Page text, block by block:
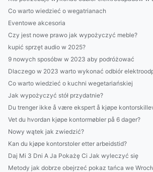
Co warto wiedzieć o wegatrianach
Eventowe akcesoria
Czy jest nowe prawo jak wypożyczyć meble?
kupić sprzęt audio w 2025?
9 nowych sposóbw w 2023 aby podróżować
Dlaczego w 2023 warto wykonać odbiór
Co warto wiedzieć o kuchni wegetariańskiej
Jak wypożyczyć stół przydatnie?
Du trenger ikke å være ekspert å kjøpe
Vet du hvordan kjøpe kontormøbler på 6 dager?
Nowy wątek jak zwiedzić?
Kan du kjøpe kontorstoler etter arbeidstid?
Daj Mi 3 Dni A Ja Pokażę Ci Jak wyleczyć się
Metody jak dobrze obejrzeć pokaz tańca we